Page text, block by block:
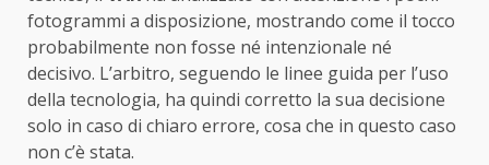
fotogrammi a disposizione, mostrando come il tocco
probabilmente non fosse né intenzionale né
decisivo. L’arbitro, seguendo le linee guida per l’uso
della tecnologia, ha quindi corretto la sua decisione
solo in caso di chiaro errore, cosa che in questo caso
non c’è stata.